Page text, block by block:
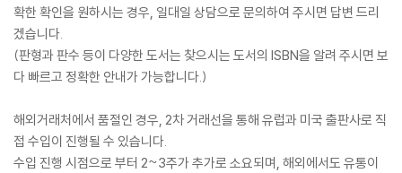
확한 확인을 원하시는 경우, 일대일 상담으로 문의하여 주시면 답변 드리
겠습니다.
(판형과 판수 등이 다양한 도서는 찾으시는 도서의 ISBN을 알려 주시면 보
다 빠르고 정확한 안내가 가능합니다.)
해외거래처에서 품절인 경우, 2차 거래선을 통해 유럽과 미국 출판사로 직
접 수입이 진행될 수 있습니다.
수입 진행 시점으로 부터 2~3주가 추가로 소요되며, 해외에서도 유통이